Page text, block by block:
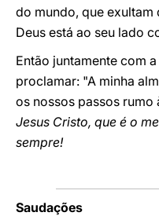
do mundo, que
Deus está ao seu lado
Então juntamente com
proclamar: "A minha
os nossos passos
Jesus Cristo, que é o
sempre!
Saudações